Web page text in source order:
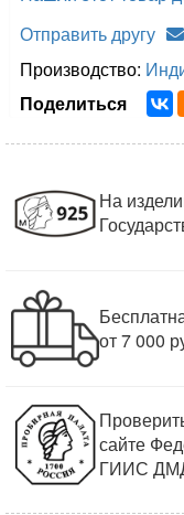
Отправить другу
Производство:
Поделиться
На
от 7 000
сайте
ГИИС